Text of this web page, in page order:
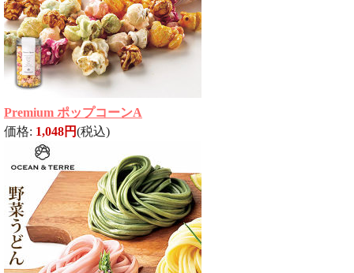
Premium ポップコーンA
価格: 1,048円(税込)